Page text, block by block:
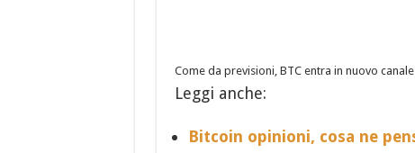
Come da previsioni, BTC entra in nuovo
Leggi anche:
Bitcoin opinioni, cosa ne